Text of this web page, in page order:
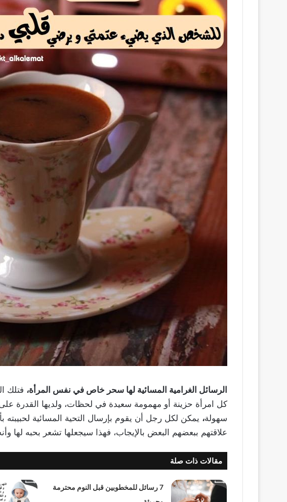
الرسائل الغرامية المسائية لها سحر خاص في نفس المرأة، فتلك
كل امرأة حزينة أو مهمومة سعيدة في لحظات، ولديها القدرة
سهولة، يمكن لكل رجل أن يقوم بإرسال التحية المسائية
علاقتهم ببعضهم البعض بالإيجاب، فهذا سيجعلها تشعر بحبه لها
مقالات ذات صلة
7 رسائل للمخطوبين قبل النوم محترمة